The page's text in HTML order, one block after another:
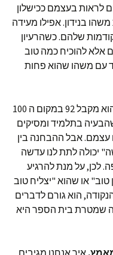
לראות בעצמם ככישלון
בנידון. אפילו מעידה
שלהם. כשהרעיון
אלא להוכיח כמה טוב
עם משהו שהוא פחות
תחשבו על התלמיד שנהיה תזזיתי כשהוא מקבל 92 במקום ה 100
בתלמיד ומסיקים
עצמם. אבל ההבחנה בין
יכולה לתת לנו עדשה
לכן, על מנת להרגיע
ש"92 זה עדיין ציון טוב" או שהוא "יצליח טוב
הוא גורם לדברים
שמטרת בית הספר היא
איך אנחנו מגיבים